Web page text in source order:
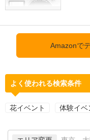
Amazonで
よく使われる検索条件
花イベント 体験イベ